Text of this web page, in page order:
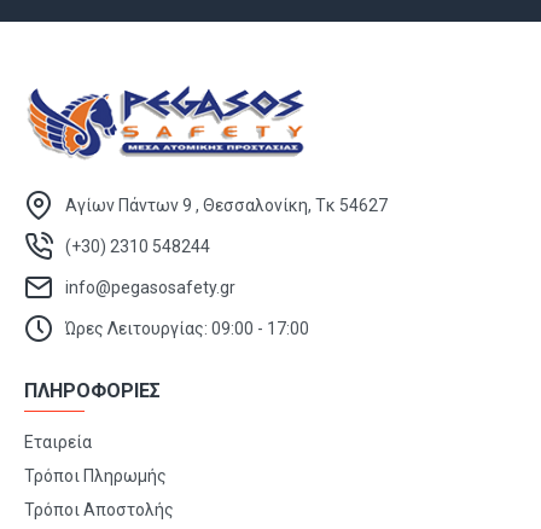
Αγίων Πάντων 9 , Θεσσαλονίκη, Τκ 54627
(+30) 2310 548244
info@pegasosafety.gr
Ώρες Λειτουργίας: 09:00 - 17:00
ΠΛΗΡΟΦΟΡΙΕΣ
Εταιρεία
Τρόποι Πληρωμής
Τρόποι Αποστολής